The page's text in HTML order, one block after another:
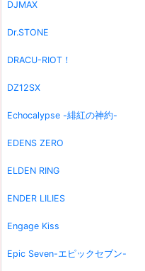
DJMAX
Dr.STONE
DRACU-RIOT！
DZ12SX
Echocalypse -緋紅の神約-
EDENS ZERO
ELDEN RING
ENDER LILIES
Engage Kiss
Epic Seven-エピックセブン-